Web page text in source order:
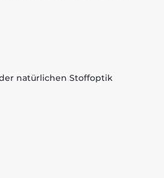
der natürlichen Stoffoptik